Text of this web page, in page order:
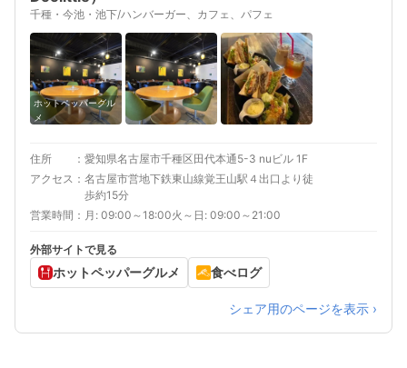
千種・今池・池下/ハンバーガー、カフェ、パフェ
ホットペッパーグル
メ
住所
愛知県名古屋市千種区田代本通5-3 nuビル 1F
アクセス
名古屋市営地下鉄東山線覚王山駅４出口より徒
歩約15分
営業時間
月: 09:00～18:00火～日: 09:00～21:00
外部サイトで見る
ホットペッパーグルメ 食べログ
シェア用のページを表示 ›